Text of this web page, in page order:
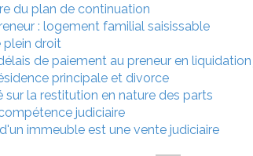
du plan de continuation
: logement familial saisissable
plein droit
de paiement au preneur en liquidation
principale et divorce
la restitution en nature des parts
judiciaire
immeuble est une vente judiciaire